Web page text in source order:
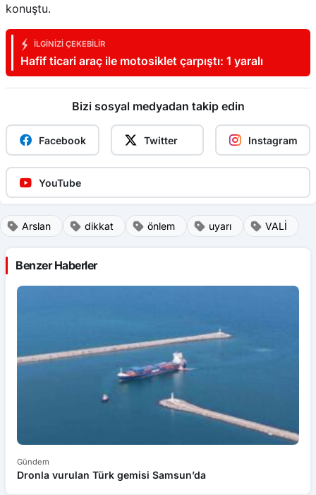
konuştu.
İLGINIZI ÇEKEBILIR
Hafif ticari araç ile motosiklet çarpıştı: 1 yaralı
Bizi sosyal medyadan takip edin
Facebook Twitter Instagram
YouTube
Arslan dikkat önlem uyarı VALİ
Benzer Haberler
Gündem
Dronla vurulan Türk gemisi Samsun’da